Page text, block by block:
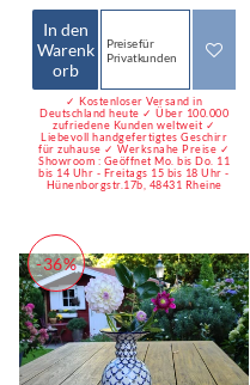
In den
Warenk
orb
Preise für
Privatkunden
✓ Kostenloser Versand in
Deutschland heute ✓ Über 100.000
zufriedene Kunden weltweit ✓
Liebevoll handgefertigtes Geschirr
für zuhause ✓ Werksnahe Preise ✓
Showroom : Geöffnet Mo. bis Do. 11
bis 14 Uhr - Freitags 15 bis 18 Uhr -
Hünenborgstr.17b, 48431 Rheine
-36%